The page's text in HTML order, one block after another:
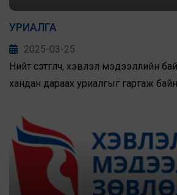
УРИАЛГА
2025-03-25
Нийт сэтгүүлч, хэвлэл мэдээллийн
хандан дараах уриалгыг гаргаж